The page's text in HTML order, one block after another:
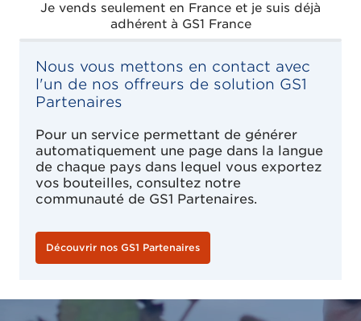
Je vends seulement en France et je suis déjà
adhérent à GS1 France
Nous vous mettons en contact avec
l'un de nos offreurs de solution GS1
Partenaires
Pour un service permettant de générer
automatiquement une page dans la langue
de chaque pays dans lequel vous exportez
vos bouteilles, consultez notre
communauté de GS1 Partenaires.
Découvrir nos GS1 Partenaires